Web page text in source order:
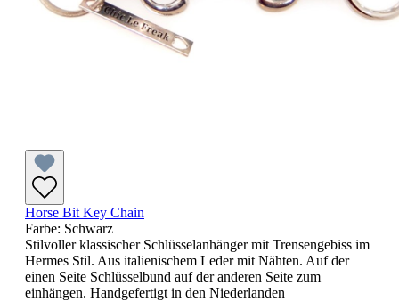
Horse Bit Key Chain
Farbe: Schwarz
Stilvoller klassischer Schlüsselanhänger mit Trensengebiss im
Hermes Stil. Aus italienischem Leder mit Nähten. Auf der
einen Seite Schlüsselbund auf der anderen Seite zum
einhängen. Handgefertigt in den Niederlanden